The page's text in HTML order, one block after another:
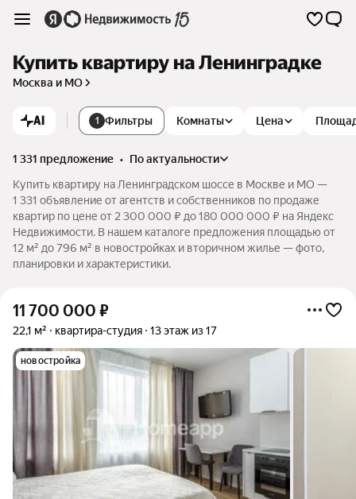
Купить квартиру на Ленинградке
Москва и МО
AI 1 Фильтры Комнаты Цена
1 331 предложение •
по актуальности
Купить квартиру на Ленинградском шоссе в Москве и МО —
1 331 объявление от агентств и собственников по продаже
квартир по цене от 2 300 000 ₽ до 180 000 000 ₽ на Яндекс
Недвижимости. В нашем каталоге предложения площадью от
12 м² до 796 м² в новостройках и вторичном жилье — фото,
планировки и характеристики.
11 700 000 ₽
22,1 м² квартира-студия 13 этаж из 17
новостройка